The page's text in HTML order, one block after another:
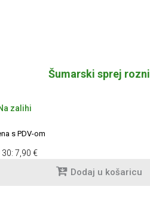
Šumarski sprej rozni
zalihi
s PDV-om
30: 7,90 €
Dodaj u košaricu